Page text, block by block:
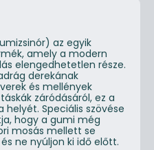
az egyik
amely a modern
elengedhetetlen része.
derekának
és mellények
záródásáról, ez a
Speciális szövése
hogy a gumi még
mosás mellett se
ne nyúljon ki idő előtt.